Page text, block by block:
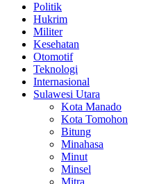
Politik
Hukrim
Militer
Kesehatan
Otomotif
Teknologi
Internasional
Sulawesi Utara
Kota Manado
Kota Tomohon
Bitung
Minahasa
Minut
Minsel
Mitra